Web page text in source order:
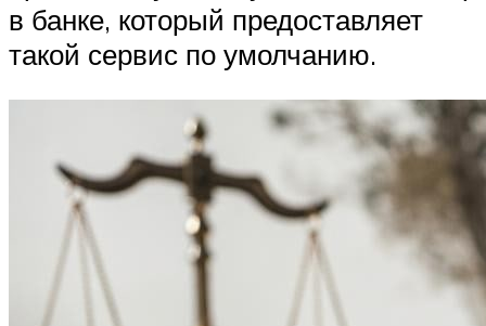
в банке, который предоставляет
такой сервис по умолчанию.